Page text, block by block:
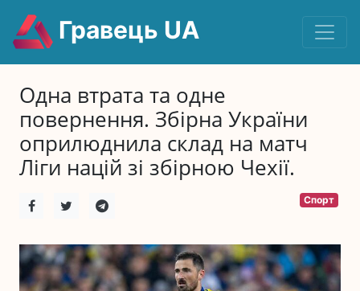
Гравець UA
Одна втрата та одне
повернення. Збірна України
оприлюднила склад на матч
Ліги націй зі збірною Чехії.
Спорт